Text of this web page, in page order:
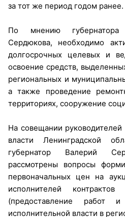
за тот же период годом ранее.
По мнению губернатора
Сердюкова, необходимо
долгосрочных целевых и
освоение средств,
региональных и
а также проведение
территориях, сооружение
На совещании руководителей
власти Ленинградской
губернатор Валерий
рассмотрены вопросы
первоначальных цен на
исполнителей
(предоставление работ
исполнительной власти в